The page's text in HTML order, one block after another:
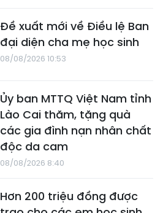
Đề xuất mới về Điều lệ Ban
đại diện cha mẹ học sinh
08/08/2026 10:53
Ủy ban MTTQ Việt Nam tỉnh
Lào Cai thăm, tặng quà
các gia đình nạn nhân chất
độc da cam
08/08/2026 8:40
Hơn 200 triệu đồng được